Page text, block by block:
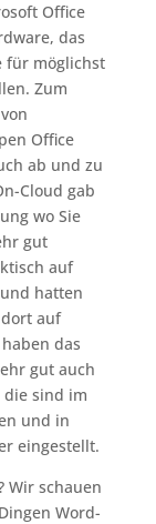
Office
das
für möglichst
Zum
Office
ab und zu
Cloud gab
wo Sie
gut
auf
hatten
auf
das
gut auch
sind im
und in
eingestellt.
Wir schauen
Word-